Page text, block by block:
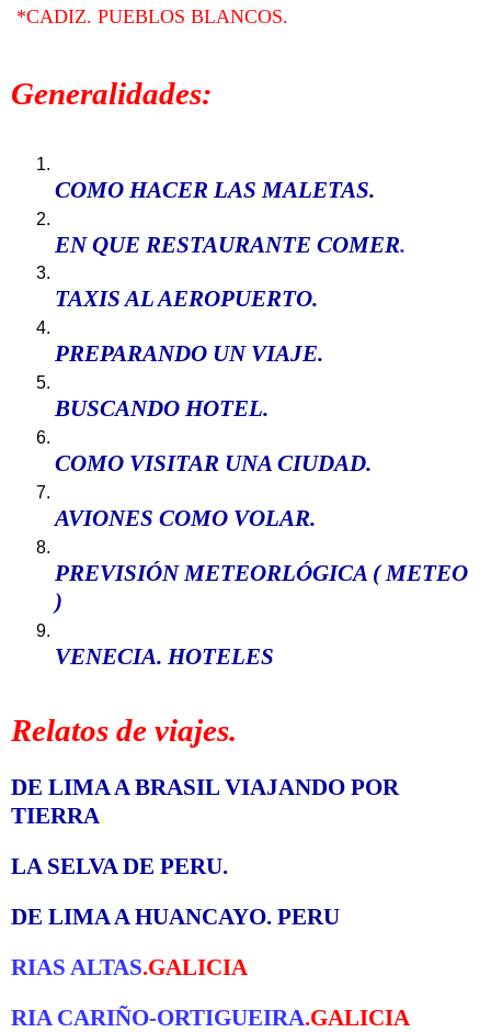
*CADIZ. PUEBLOS BLANCOS.
Generalidades:
COMO HACER LAS MALETAS.
EN QUE RESTAURANTE COMER.
TAXIS AL AEROPUERTO.
PREPARANDO UN VIAJE.
BUSCANDO HOTEL.
COMO VISITAR UNA CIUDAD.
AVIONES COMO VOLAR.
PREVISIÓN METEORLÓGICA ( METEO
)
VENECIA. HOTELES
Relatos de viajes.
DE LIMA A BRASIL VIAJANDO POR
TIERRA.
LA SELVA DE PERU.
DE LIMA A HUANCAYO. PERU
RIAS ALTAS.GALICIA
RIA CARIÑO-ORTIGUEIRA.GALICIA